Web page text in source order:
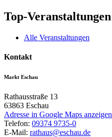
Top-Veranstaltungen
Alle Veranstaltungen
Kontakt
Markt Eschau
Rathausstraße 13
63863 Eschau
Adresse in Google Maps anzeigen
Telefon: 09374 9735-0
E-Mail: rathaus@eschau.de